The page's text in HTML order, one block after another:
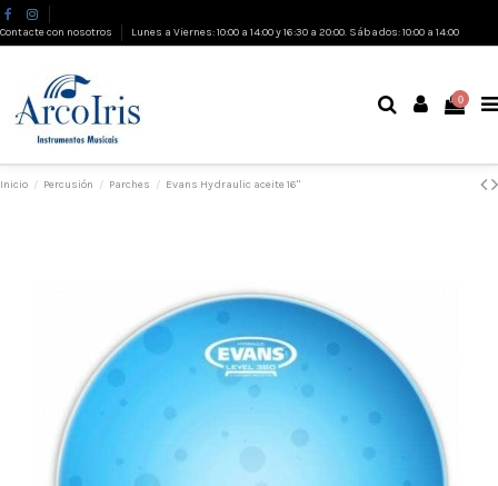
Contacte con nosotros Lunes a Viernes: 10:00 a 14:00 y 16:30 a 20:00. Sábados: 10:00 a 14:00
0
Inicio Percusión Parches Evans Hydraulic aceite 16"